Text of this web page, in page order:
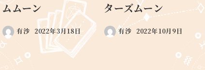
ムムーン
有沙 2022年3月18日
ターズムーン
有沙 2022年10月9日